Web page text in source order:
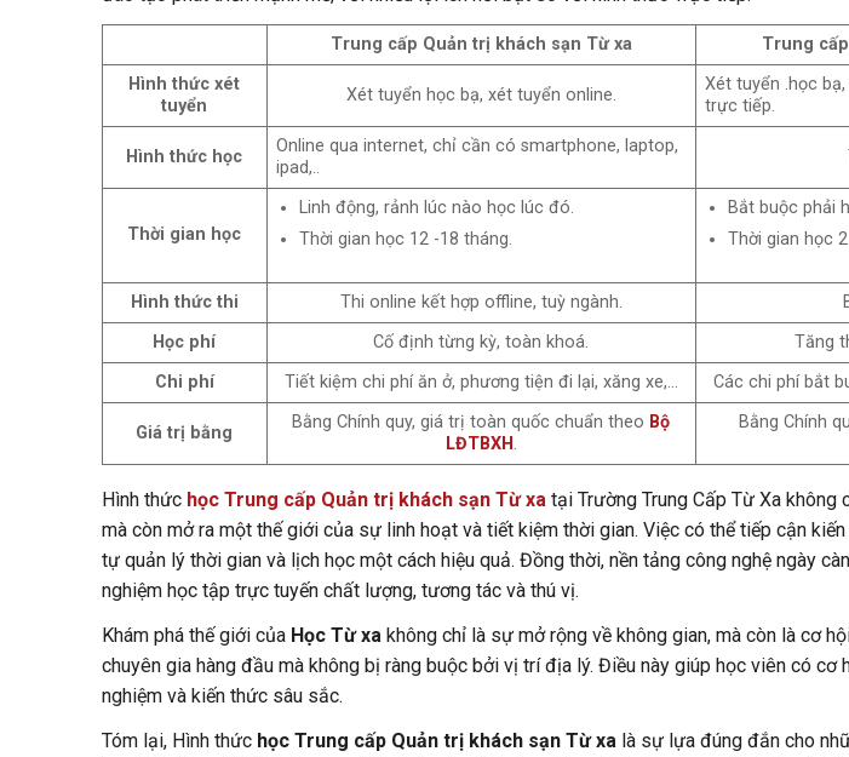
Trung cấp Quản trị khách sạn Từ xa Trung
Hình thức xét
tuyển
Xét tuyển học bạ, xét tuyển online.
Xét tuyển .học
trực tiếp.
Hình thức học
Online qua internet, chỉ cần có smartphone, laptop,
ipad,..
Thời gian học
Linh động, rảnh lúc nào học lúc đó.
Thời gian học 12 -18 tháng.
Bắt buộc phải
Thời gian học
Hình thức thi Thi online kết hợp offline, tuỳ ngành.
Học phí
Cố định từng kỳ, toàn khoá.
Tăng
Chi phí
Tiết kiệm chi phí ăn ở, phương tiện đi lại, xăng xe,… Các chi phí bắt
Giá trị bằng
Bằng Chính quy, giá trị toàn quốc chuẩn theo Bộ
LĐTBXH .
Bằng Chính
Hình thức học Trung cấp Quản trị khách sạn Từ xa tại Trường Trung Cấp Từ Xa không
mà còn mở ra một thế giới của sự linh hoạt và tiết kiệm thời gian. Việc có thể tiếp cận
tự quản lý thời gian và lịch học một cách hiệu quả. Đồng thời, nền tảng công nghệ ngày
nghiệm học tập trực tuyến chất lượng, tương tác và thú vị.
Khám phá thế giới của Học Từ xa không chỉ là sự mở rộng về không gian, mà còn là cơ
chuyên gia hàng đầu mà không bị ràng buộc bởi vị trí địa lý. Điều này giúp học viên có
nghiệm và kiến thức sâu sắc.
Tóm lại, Hình thức học Trung cấp Quản trị khách sạn Từ xa là sự lựa đúng đắn cho